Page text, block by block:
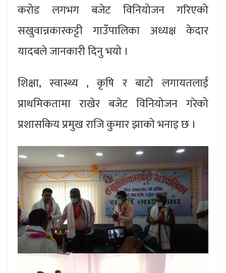
करोड लगभग बजेट विनियोजन गरिएको
सखुवान्नकारकट्टी गाउँपालिका अध्यक्ष केदार
यादबले जानकारी दिनु भयो ।
शिक्षा, स्वास्थ्य , कृषि र बाटो लगायतलाई
प्राथमिकतामा राखेर बजेट विनियोजन गरेको
प्रशासकिय प्रमुख राजि कुमार झाको भनाइ छ ।